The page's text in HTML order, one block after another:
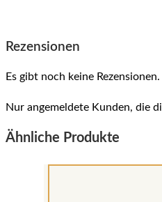
Rezensionen
Es gibt noch keine Rezensionen.
Nur angemeldete Kunden, die
Ähnliche Produkte